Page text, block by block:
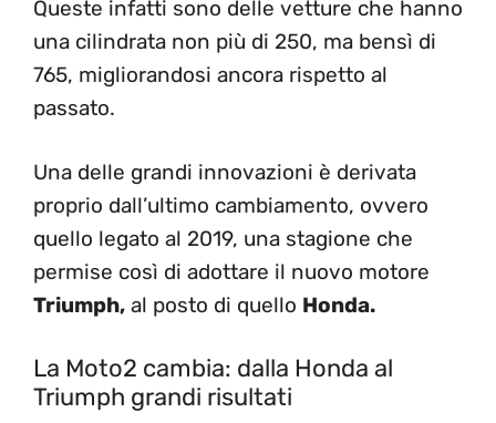
Queste infatti sono delle vetture che hanno
una cilindrata non più di 250, ma bensì di
765, migliorandosi ancora rispetto al
passato.
Una delle grandi innovazioni è derivata
proprio dall’ultimo cambiamento, ovvero
quello legato al 2019, una stagione che
permise così di adottare il nuovo motore
Triumph, al posto di quello Honda.
La Moto2 cambia: dalla Honda al
Triumph grandi risultati